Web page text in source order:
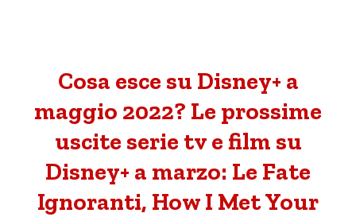
Cosa esce su Disney+ a
maggio 2022? Le prossime
uscite serie tv e film su
Disney+ a marzo: Le Fate
Ignoranti, How I Met Your